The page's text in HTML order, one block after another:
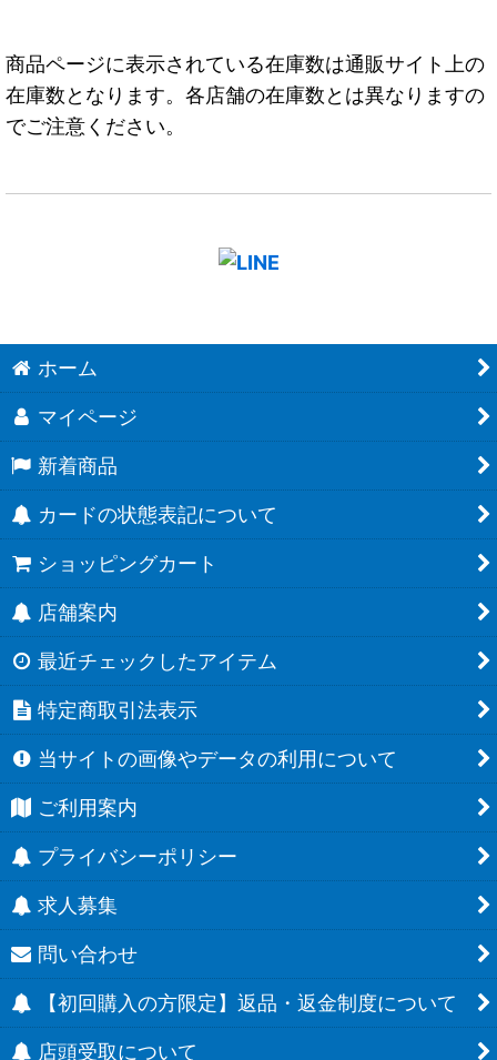
商品ページに表示されている在庫数は通販サイト上の
在庫数となります。各店舗の在庫数とは異なりますの
でご注意ください。
ホーム
マイページ
新着商品
カードの状態表記について
ショッピングカート
店舗案内
最近チェックしたアイテム
特定商取引法表示
当サイトの画像やデータの利用について
ご利用案内
プライバシーポリシー
求人募集
問い合わせ
【初回購入の方限定】返品・返金制度について
店頭受取について